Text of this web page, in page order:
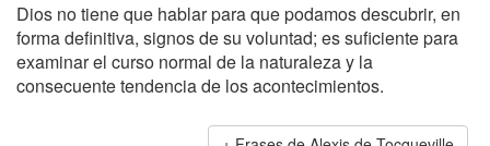
Dios no tiene que hablar para que podamos descubrir, en
forma definitiva, signos de su voluntad; es suficiente para
examinar el curso normal de la naturaleza y la
consecuente tendencia de los acontecimientos.